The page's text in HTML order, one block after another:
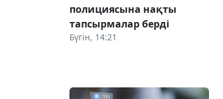
полициясына нақты
тапсырмалар берді
Бүгін, 14:21